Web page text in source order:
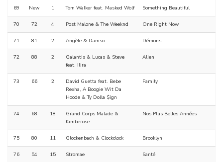
69 New 1 Tom Walker feat. Masked Wolf Something Beautiful
70 72 4 Post Malone & The Weeknd One Right Now
71 81 2 Angèle & Damso Démons
72 88 2
Galantis & Lucas & Steve
feat. Ilira
Alien
73 66 2
David Guetta feat. Bebe
Rexha, A Boogie Wit Da
Hoode & Ty Dolla $ign
Family
74 68 18
Grand Corps Malade &
Kimberose
Nos Plus Belles Années
75 80 11 Glockenbach & Clockclock Brooklyn
76 54 15 Stromae Santé